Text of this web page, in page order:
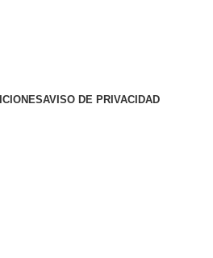
AVISO DE PRIVACIDAD